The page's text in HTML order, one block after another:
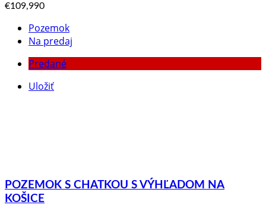
€109,990
Pozemok
Na predaj
Predané
Uložiť
POZEMOK S CHATKOU S VÝHĽADOM NA
KOŠICE